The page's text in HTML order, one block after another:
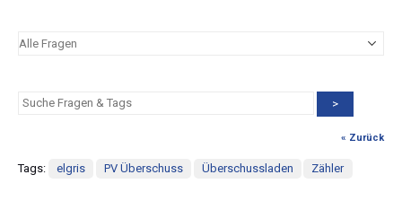
>
« Zurück
Tags: elgris PV Überschuss Überschussladen Zähler